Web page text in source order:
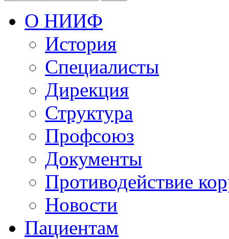
О НИИФ
История
Специалисты
Дирекция
Структура
Профсоюз
Документы
Противодействие
Новости
Пациентам